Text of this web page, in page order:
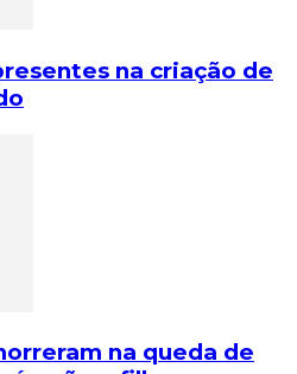
na criação de
na queda de